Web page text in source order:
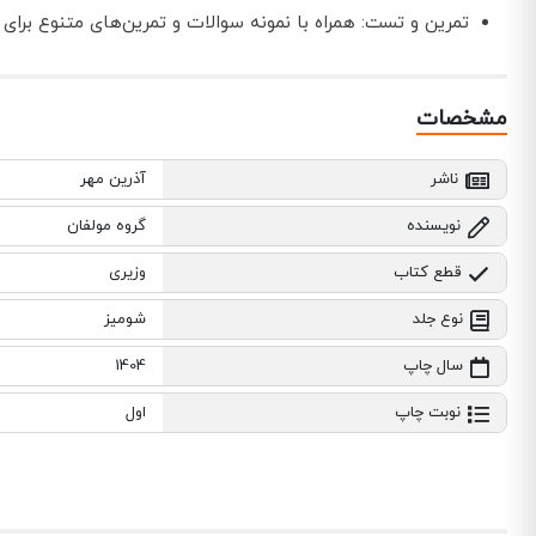
تمرین و تست: همراه با نمونه سوالات و تمرین‌های متنوع
مشخصات
ناشر آذرین مهر
نویسنده گروه مولفان
قطع کتاب وزیری
نوع جلد شومیز
سال چاپ 1404
نوبت چاپ اول